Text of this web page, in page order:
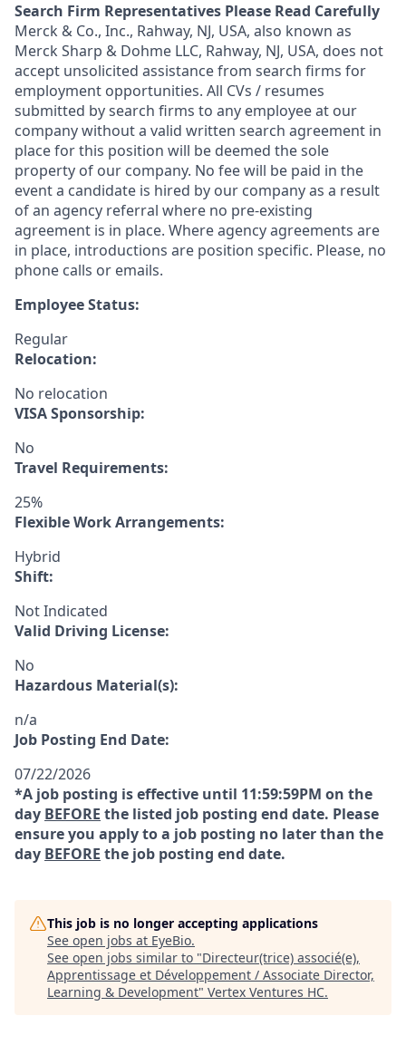
Search Firm Representatives Please Read Carefully
Merck & Co., Inc., Rahway, NJ, USA, also known as
Merck Sharp & Dohme LLC, Rahway, NJ, USA, does not
accept unsolicited assistance from search firms for
employment opportunities. All CVs / resumes
submitted by search firms to any employee at our
company without a valid written search agreement in
place for this position will be deemed the sole
property of our company. No fee will be paid in the
event a candidate is hired by our company as a result
of an agency referral where no pre-existing
agreement is in place. Where agency agreements are
in place, introductions are position specific. Please, no
phone calls or emails.
Employee Status:
Regular
Relocation:
No relocation
VISA Sponsorship:
No
Travel Requirements:
25%
Flexible Work Arrangements:
Hybrid
Shift:
Not Indicated
Valid Driving License:
No
Hazardous Material(s):
n/a
Job Posting End Date:
07/22/2026
*A job posting is effective until 11:59:59PM on the
day BEFORE the listed job posting end date. Please
ensure you apply to a job posting no later than the
day BEFORE the job posting end date.
This job is no longer accepting applications
See open jobs at EyeBio.
See open jobs similar to "Directeur(trice) associé(e),
Apprentissage et Développement / Associate Director,
Learning & Development" Vertex Ventures HC.